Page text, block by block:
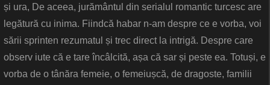
și ura, De aceea, jurământul din serialul romantic turcesc are
legătură cu inima. Fiindcă habar n-am despre ce e vorba, voi
sării sprinten rezumatul și trec direct la intrigă. Despre care
observ iute că e tare încâlcită, așa că sar și peste ea. Totuși, e
vorba de o tânăra femeie, o femeiușcă, de dragoste, familii